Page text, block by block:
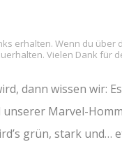
erhalten. Wenn du
Vielen Dank für
dann wissen wir:
Marvel-
grün, stark und…